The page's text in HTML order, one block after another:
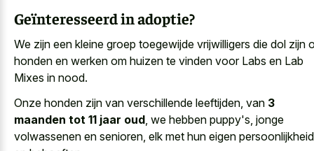
Geïnteresseerd in adoptie?
We zijn een kleine groep toegewijde vrijwilligers die dol zijn
honden en werken om huizen te vinden voor Labs en Lab
Mixes in nood.
Onze honden zijn van verschillende leeftijden, van 3
maanden tot 11 jaar oud, we hebben puppy's, jonge
volwassenen en senioren, elk met hun eigen persoonlijkheid